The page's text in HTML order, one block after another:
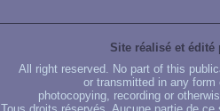
Site réalisé et édité
All right reserved. No part of this
or transmitted in any
photocopying, recording or